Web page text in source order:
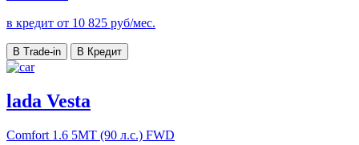
в кредит от 10 825 руб/мес.
В Trade-in В Кредит
lada Vesta
Comfort 1.6 5MT (90 л.с.) FWD